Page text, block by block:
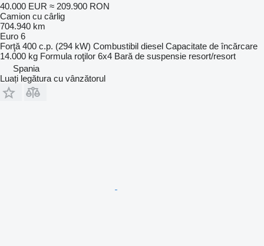
40.000 EUR ≈ 209.900 RON
Camion cu cârlig
704.940 km
Euro 6
Forţă 400 c.p. (294 kW) Combustibil diesel Capacitate de încărcare
14.000 kg Formula roţilor 6x4 Bară de suspensie resort/resort
Spania
Luați legătura cu vânzătorul